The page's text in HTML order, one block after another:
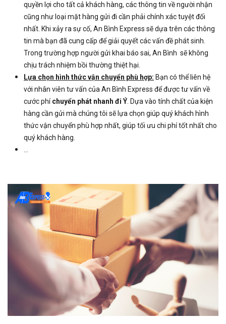
quyền lợi cho tất cả khách hàng, các thông tin về người nhận
cũng như loại mặt hàng gửi đi cần phải chính xác tuyệt đối
nhất. Khi xảy ra sự cố, An Bình Express sẽ dựa trên các thông
tin mà bạn đã cung cấp để giải quyết các vấn đề phát sinh.
Trong trường hợp người gửi khai báo sai, An Bình sẽ không
chịu trách nhiệm bồi thường thiệt hại.
Lựa chọn hình thức vận chuyển phù hợp: Bạn có thể liên hệ
với nhân viên tư vấn của An Bình Express để được tư vấn về
cước phíchuyển phát nhanh đi Ý. Dựa vào tính chất của kiện
hàng cần gửi mà chúng tôi sẽ lựa chọn giúp quý khách hình
thức vận chuyển phù hợp nhất, giúp tối ưu chi phí tốt nhất cho
quý khách hàng.
...